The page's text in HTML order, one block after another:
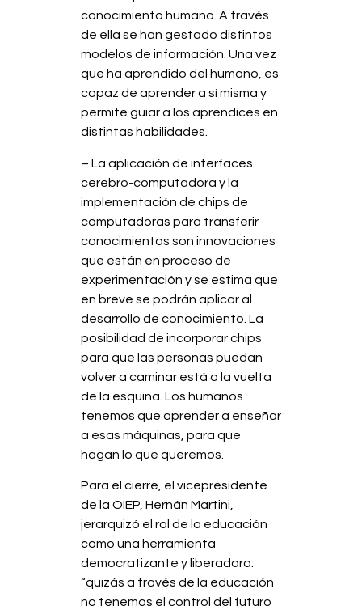
conocimiento humano. A través
de ella se han gestado distintos
modelos de información. Una vez
que ha aprendido del humano, es
capaz de aprender a sí misma y
permite guiar a los aprendices en
distintas habilidades.
– La aplicación de interfaces
cerebro-computadora y la
implementación de chips de
computadoras para transferir
conocimientos son innovaciones
que están en proceso de
experimentación y se estima que
en breve se podrán aplicar al
desarrollo de conocimiento. La
posibilidad de incorporar chips
para que las personas puedan
volver a caminar está a la vuelta
de la esquina. Los humanos
tenemos que aprender a enseñar
a esas máquinas, para que
hagan lo que queremos.
Para el cierre, el vicepresidente
de la OIEP, Hernán Martini,
jerarquizó el rol de la educación
como una herramienta
democratizante y liberadora:
“quizás a través de la educación
no tenemos el control del futuro